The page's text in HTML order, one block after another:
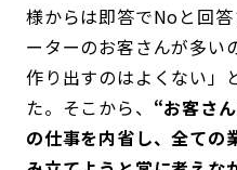
様からは即答でNoと回
ーターのお客さんが多い
作り出すのはよくない」
た。そこから、 “お客さ
の仕事を内省し、全ての